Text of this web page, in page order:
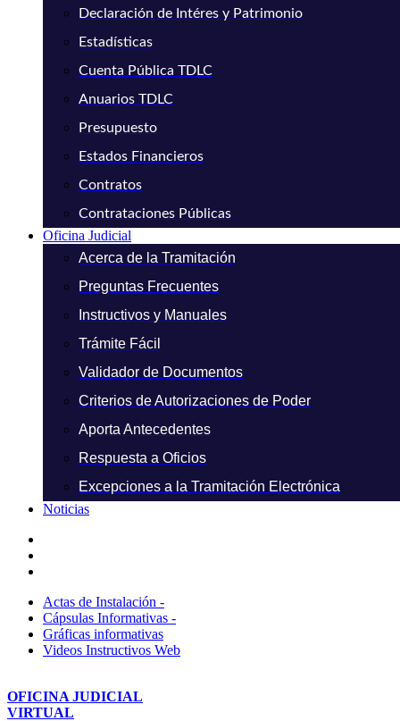
Declaración de Intéres y Patrimonio
Estadísticas
Cuenta Pública TDLC
Anuarios TDLC
Presupuesto
Estados Financieros
Contratos
Contrataciones Públicas
Oficina Judicial
Acerca de la Tramitación
Preguntas Frecuentes
Instructivos y Manuales
Trámite Fácil
Validador de Documentos
Criterios de Autorizaciones de Poder
Aporta Antecedentes
Respuesta a Oficios
Excepciones a la Tramitación Electrónica
Noticias
Actas de Instalación -
Cápsulas Informativas -
Gráficas informativas
Videos Instructivos Web
OFICINA JUDICIAL
VIRTUAL